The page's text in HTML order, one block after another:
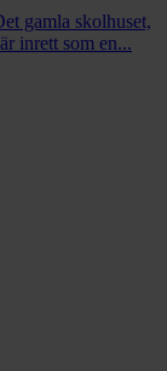
gamla skolhuset,
inrett som en...